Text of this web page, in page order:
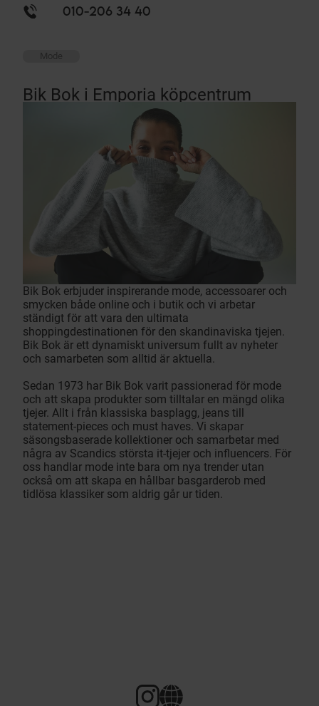
010-206 34 40
Mode
Bik Bok i Emporia köpcentrum
Bik Bok erbjuder inspirerande mode, accessoarer och
smycken både online och i butik och vi arbetar
ständigt för att vara den ultimata
shoppingdestinationen för den skandinaviska tjejen.
Bik Bok är ett dynamiskt universum fullt av nyheter
och samarbeten som alltid är aktuella.
Sedan 1973 har Bik Bok varit passionerad för mode
och att skapa produkter som tilltalar en mängd olika
tjejer. Allt i från klassiska basplagg, jeans till
statement-pieces och must haves. Vi skapar
säsongsbaserade kollektioner och samarbetar med
några av Scandics största it-tjejer och influencers. För
oss handlar mode inte bara om nya trender utan
också om att skapa en hållbar basgarderob med
tidlösa klassiker som aldrig går ur tiden.